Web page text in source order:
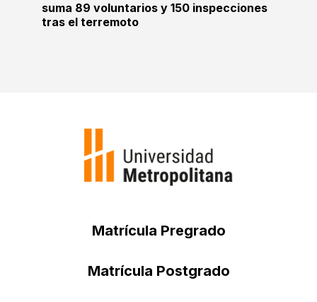
suma 89 voluntarios y 150 inspecciones
tras el terremoto
Matrícula Pregrado
Matrícula Postgrado